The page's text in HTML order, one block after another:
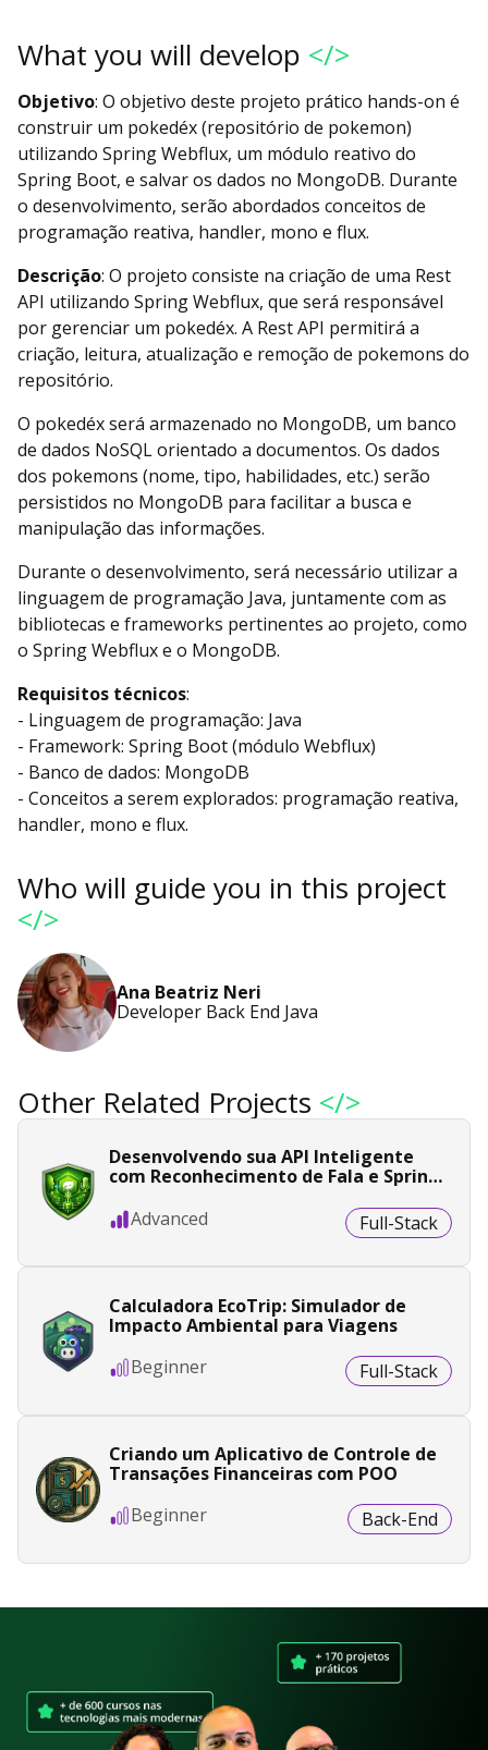
What you will develop </>
Objetivo: O objetivo deste projeto prático hands-on é
construir um pokedéx (repositório de pokemon)
utilizando Spring Webflux, um módulo reativo do
Spring Boot, e salvar os dados no MongoDB. Durante
o desenvolvimento, serão abordados conceitos de
programação reativa, handler, mono e flux.
Descrição: O projeto consiste na criação de uma Rest
API utilizando Spring Webflux, que será responsável
por gerenciar um pokedéx. A Rest API permitirá a
criação, leitura, atualização e remoção de pokemons do
repositório.
O pokedéx será armazenado no MongoDB, um banco
de dados NoSQL orientado a documentos. Os dados
dos pokemons (nome, tipo, habilidades, etc.) serão
persistidos no MongoDB para facilitar a busca e
manipulação das informações.
Durante o desenvolvimento, será necessário utilizar a
linguagem de programação Java, juntamente com as
bibliotecas e frameworks pertinentes ao projeto, como
o Spring Webflux e o MongoDB.
Requisitos técnicos:
- Linguagem de programação: Java
- Framework: Spring Boot (módulo Webflux)
- Banco de dados: MongoDB
- Conceitos a serem explorados: programação reativa,
handler, mono e flux.
Who will guide you in this project
</>
Ana Beatriz Neri
Developer Back End Java
Other Related Projects </>
Desenvolvendo sua API Inteligente
com Reconhecimento de Fala e Spring
Advanced
Full-Stack
Calculadora EcoTrip: Simulador de
Impacto Ambiental para Viagens
Beginner
Full-Stack
Criando um Aplicativo de Controle de
Transações Financeiras com POO
Beginner
Back-End